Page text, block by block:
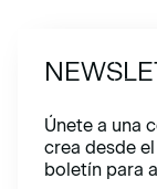
Únete a una
crea desde
boletín para